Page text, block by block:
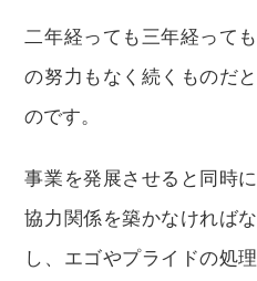
二年経っても三年経って
の努力もなく続くものだ
のです。
事業を発展させると同時
協力関係を築かなければ
し、エゴやプライドの処